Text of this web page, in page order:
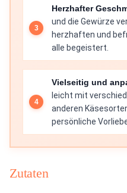
Herzhafter
und die Gewürze
herzhaften und
alle begeistert.
Vielseitig und
leicht mit
anderen
persönliche
Zutaten